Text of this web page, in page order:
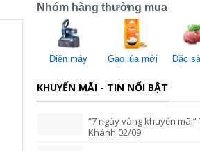
Nhóm hàng thường mua
Điện máy Gạo lúa mới Đặc
KHUYẾN MÃI - TIN NỔI BẬT
“7 ngày vàng khuyến
Khánh 02/09